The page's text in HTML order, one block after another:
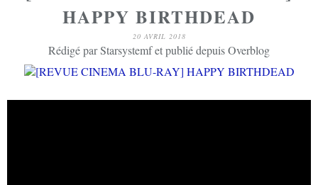
HAPPY BIRTHDEAD
20 AVRIL 2018
Rédigé par Starsystemf et publié depuis Overblog